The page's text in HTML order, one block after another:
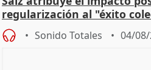
regularización al "éxito
Sonido Totales 04/